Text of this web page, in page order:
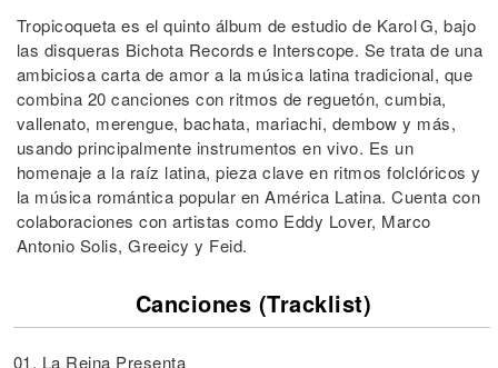
Tropicoqueta es el quinto álbum de estudio de Karol G, bajo
las disqueras Bichota Records e Interscope. Se trata de una
ambiciosa carta de amor a la música latina tradicional, que
combina 20 canciones con ritmos de reguetón, cumbia,
vallenato, merengue, bachata, mariachi, dembow y más,
usando principalmente instrumentos en vivo. Es un
homenaje a la raíz latina, pieza clave en ritmos folclóricos y
la música romántica popular en América Latina. Cuenta con
colaboraciones con artistas como Eddy Lover, Marco
Antonio Solis, Greeicy y Feid.
Canciones (Tracklist)
01. La Reina Presenta